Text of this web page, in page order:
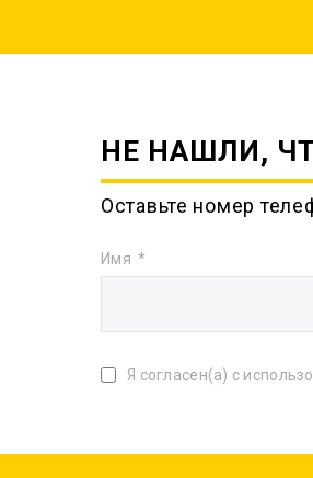
НЕ НАШЛИ,
Оставьте номер
Имя
Я согласен(а) с